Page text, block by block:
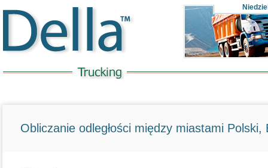
Obliczanie odległości między miastami Polski,